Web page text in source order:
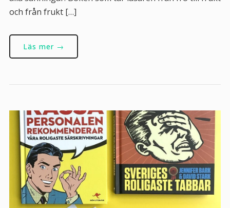
och från frukt […]
Läs mer →